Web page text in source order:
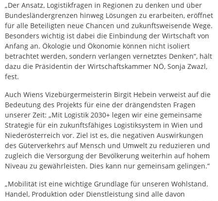
„Der Ansatz, Logistikfragen in Regionen zu denken und über
Bundesländergrenzen hinweg Lösungen zu erarbeiten, eröffnet
für alle Beteiligten neue Chancen und zukunftsweisende Wege.
Besonders wichtig ist dabei die Einbindung der Wirtschaft von
Anfang an. Ökologie und Ökonomie können nicht isoliert
betrachtet werden, sondern verlangen vernetztes Denken“, hält
dazu die Präsidentin der Wirtschaftskammer NÖ, Sonja Zwazl,
fest.
Auch Wiens Vizebürgermeisterin Birgit Hebein verweist auf die
Bedeutung des Projekts für eine der drängendsten Fragen
unserer Zeit: „Mit Logistik 2030+ legen wir eine gemeinsame
Strategie für ein zukunftsfähiges Logistiksystem in Wien und
Niederösterreich vor. Ziel ist es, die negativen Auswirkungen
des Güterverkehrs auf Mensch und Umwelt zu reduzieren und
zugleich die Versorgung der Bevölkerung weiterhin auf hohem
Niveau zu gewährleisten. Dies kann nur gemeinsam gelingen.“
„Mobilität ist eine wichtige Grundlage für unseren Wohlstand.
Handel, Produktion oder Dienstleistung sind alle davon